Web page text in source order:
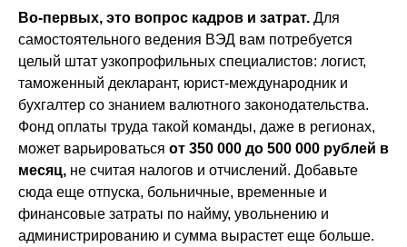
Во-первых, это вопрос кадров и затрат. Для
самостоятельного ведения ВЭД вам потребуется
целый штат узкопрофильных специалистов: логист,
таможенный декларант, юрист-международник и
бухгалтер со знанием валютного законодательства.
Фонд оплаты труда такой команды, даже в регионах,
может варьироваться от 350 000 до 500 000 рублей в
месяц, не считая налогов и отчислений. Добавьте
сюда еще отпуска, больничные, временные и
финансовые затраты по найму, увольнению и
администрированию и сумма вырастет еще больше.